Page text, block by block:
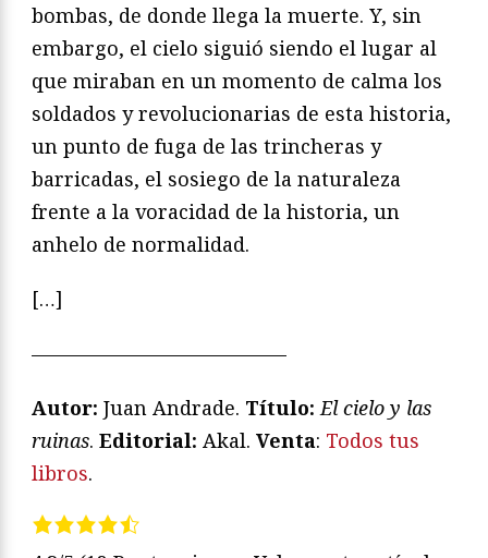
bombas, de donde llega la muerte. Y, sin
embargo, el cielo siguió siendo el lugar al
que miraban en un momento de calma los
soldados y revolucionarias de esta historia,
un punto de fuga de las trincheras y
barricadas, el sosiego de la naturaleza
frente a la voracidad de la historia, un
anhelo de normalidad.
[…]
—————————————
Autor: Juan Andrade. Título: El cielo y las
ruinas. Editorial: Akal. Venta: Todos tus
libros.